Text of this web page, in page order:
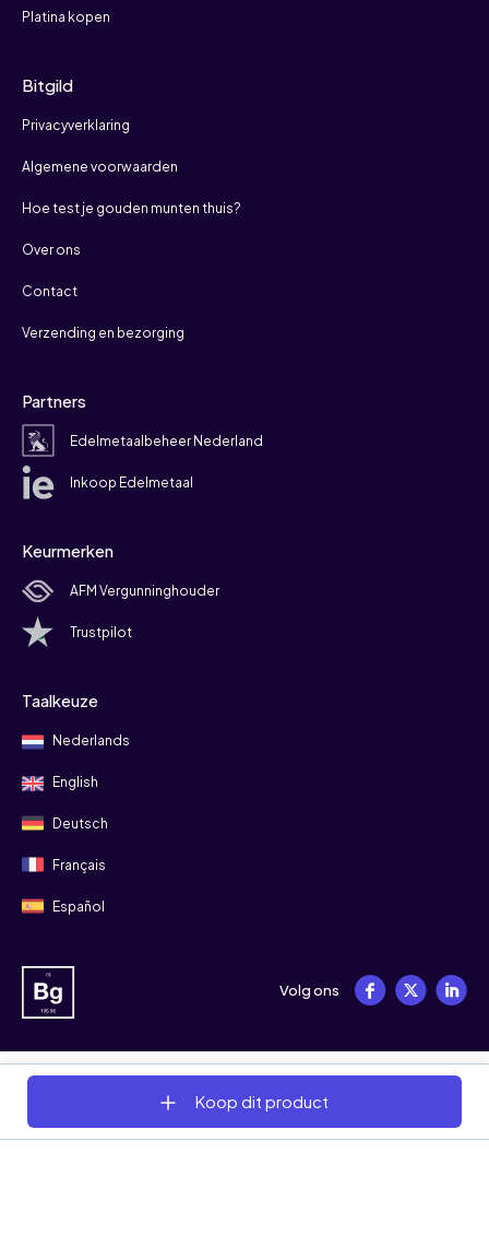
Platina kopen
Bitgild
Privacyverklaring
Algemene voorwaarden
Hoe test je gouden munten thuis?
Over ons
Contact
Verzending en bezorging
Partners
Edelmetaalbeheer Nederland
Inkoop Edelmetaal
Keurmerken
AFM Vergunninghouder
Trustpilot
Taalkeuze
Nederlands
English
Deutsch
Français
Español
Volg ons
Algemene voorwaarden Privacy Cookies
Koop dit product